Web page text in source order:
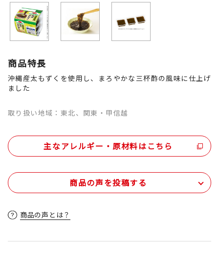
商品特長
沖縄産太もずくを使用し、まろやかな三杯酢の風味に仕上げ
ました
取り扱い地域：東北、関東・甲信越
主なアレルギー・原材料はこちら
商品の声を投稿する
商品の声とは？